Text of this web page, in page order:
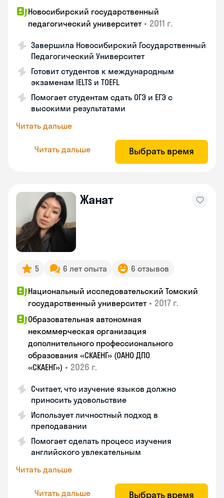
Новосибирский государственный
педагогический университет • 2011 г.
Завершила Новосибирский Государственный
Педагогический Университет
Готовит студентов к международным
экзаменам IELTS и TOEFL
Помогает студентам сдать ОГЭ и ЕГЭ с
высокими результатами
Читать дальше
Читать дальше Выбрать время
Жанат
5 6 лет опыта 6 отзывов
Национальный исследовательский Томский
государственный университет • 2017 г.
Образовательная автономная
некоммерческая организация
дополнительного профессионального
образования «СКАЕНГ» (ОАНО ДПО
«СКАЕНГ») • 2026 г.
Считает, что изучение языков должно
приносить удовольствие
Использует личностный подход в
преподавании
Помогает сделать процесс изучения
английского увлекательным
Читать дальше
Читать дальше Выбрать время